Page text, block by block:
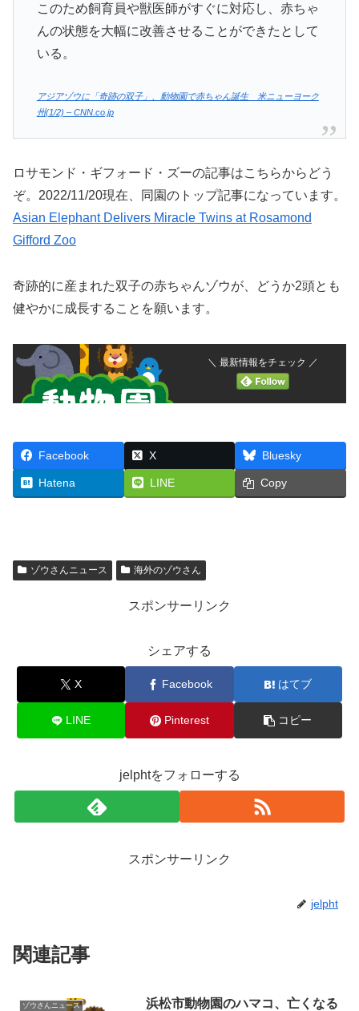
このため飼育員や獣医師がすぐに対応し、赤ちゃ
んの状態を大幅に改善させることができたとして
いる。
アジアゾウに「奇跡の双子」、動物園で赤ちゃん誕生 米ニューヨーク
州(1/2) – CNN.co.jp
ロサモンド・ギフォード・ズーの記事はこちらからどう
ぞ。2022/11/20現在、同園のトップ記事になっています。
Asian Elephant Delivers Miracle Twins at Rosamond
Gifford Zoo
奇跡的に産まれた双子の赤ちゃんゾウが、どうか2頭とも
健やかに成長することを願います。
＼ 最新情報をチェック ／
Facebook X Bluesky
Hatena LINE Copy
ゾウさんニュース 海外のゾウさん
スポンサーリンク
シェアする
X Facebook はてブ
LINE Pinterest コピー
jelphtをフォローする
スポンサーリンク
jelpht
関連記事
ゾウさんニュース 浜松市動物園のハマコ、亡くなる